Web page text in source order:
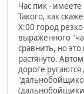
Час пик -
Такого, как
Х:00 город
выраженного
сравнить, но
растянуто.
дороге ругаются